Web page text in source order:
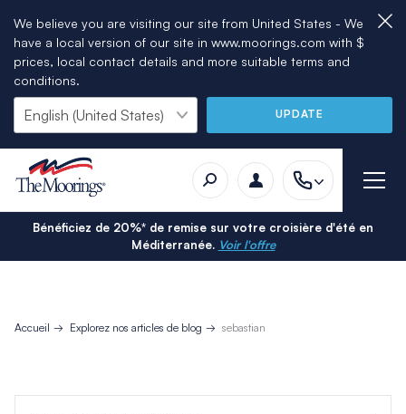
We believe you are visiting our site from United States - We
have a local version of our site in www.moorings.com with $
prices, local contact details and more suitable terms and
conditions.
UPDATE
Bénéficiez de 20%* de remise sur votre croisière d'été en
Méditerranée. Voir l'offre
Accueil Explorez nos articles de blog sebastian